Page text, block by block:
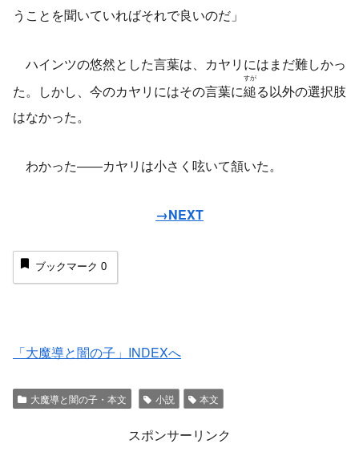
うことを聞いていればそれで良いのだ」
ハインツの悠然とした言葉は、カヤリにはまだ難しかっ
た。しかし、今のカヤリにはその言葉に縋
すが
る以外の選択肢
はなかった。
わかった――カヤリは小さく呟いて頷いた。
→NEXT
ブックマーク 0
「大魔導と闇の子」INDEXへ
大魔導と闇の子・本文 小説 本文
スポンサーリンク